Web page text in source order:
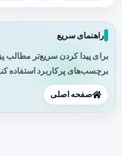
راهنمای سریع
برای پیدا کردن سریع‌تر مطالب
برچسب‌های پرکاربرد استفاده
صفحه اصلی